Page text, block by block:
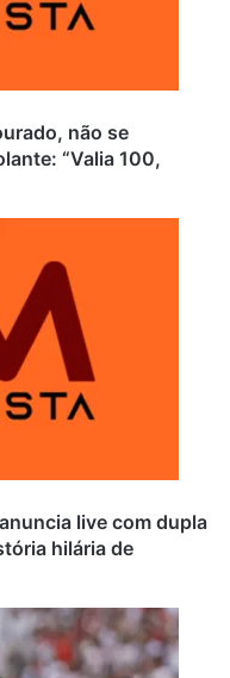
não se
“Valia 100,
live com dupla
hilária de